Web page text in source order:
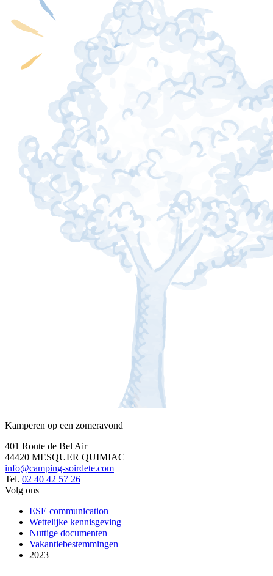
Kamperen op een zomeravond
401 Route de Bel Air
44420 MESQUER QUIMIAC
info@camping-soirdete.com
Tel. 02 40 42 57 26
Volg ons
ESE communication
Wettelijke kennisgeving
Nuttige documenten
Vakantiebestemmingen
2023